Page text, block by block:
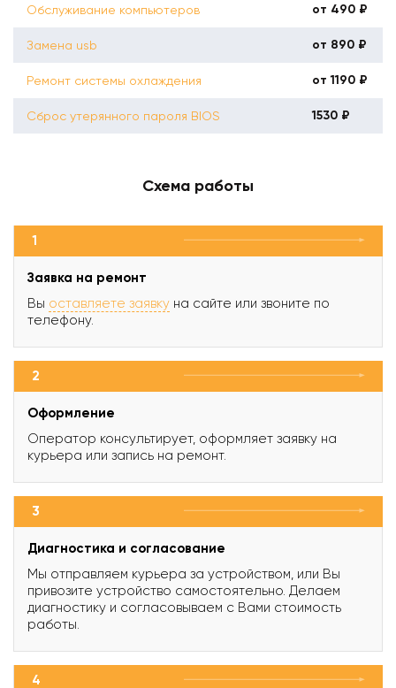
Обслуживание компьютеров от 490 ₽
Замена usb от 890 ₽
Ремонт системы охлаждения от 1190 ₽
Сброс утерянного пароля BIOS 1530 ₽
Схема работы
1
Заявка на ремонт
Вы оставляете заявку на сайте или звоните по
телефону.
2
Оформление
Оператор консультирует, оформляет заявку на
курьера или запись на ремонт.
3
Диагностика и согласование
Мы отправляем курьера за устройством, или Вы
привозите устройство самостоятельно. Делаем
диагностику и согласовываем с Вами стоимость
работы.
4